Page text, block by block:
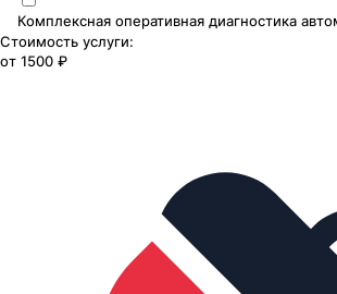
Комплексная оперативная диагностика
Стоимость услуги:
от 1500 ₽